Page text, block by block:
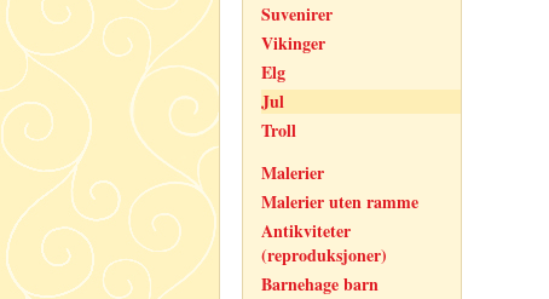
Suvenirer
Vikinger
Elg
Jul
Troll
Malerier
Malerier uten ramme
Antikviteter
(reproduksjoner)
Barnehage barn